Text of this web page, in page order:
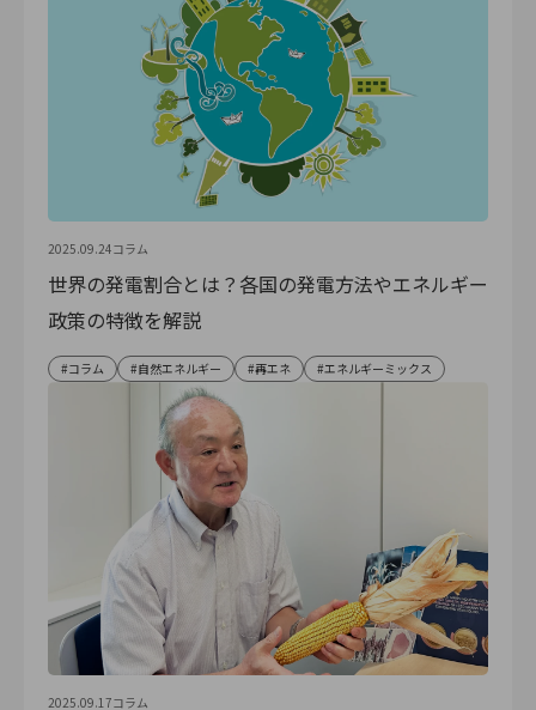
2025.09.24コラム
世界の発電割合とは？各国の発電方法やエネルギー
政策の特徴を解説
コラム 自然エネルギー 再エネ エネルギーミックス
2025.09.17コラム